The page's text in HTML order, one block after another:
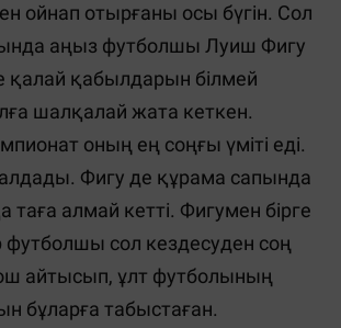
ойнап отырғаны осы бүгін. Сол
аңыз футболшы Луиш Фигу
қалай қабылдарын білмей
шалқалай жата кеткен.
оның ең соңғы үміті еді.
алдады. Фигу де құрама сапында
таға алмай кетті. Фигумен бірге
футболшы сол кездесуден соң
айтысып, ұлт футболының
бұларға табыстаған.